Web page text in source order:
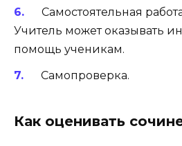
Самостоятельная
Учитель может оказывать
помощь ученикам.
Самопроверка.
Как оценивать